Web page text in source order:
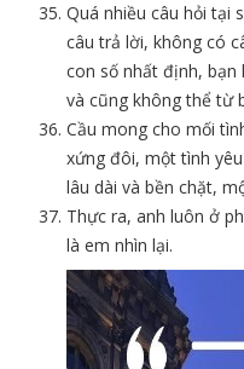
Quá nhiều câu hỏi tại
câu trả lời, không có
con số nhất định,
và cũng không thể từ
Cầu mong cho mối
xứng đôi, một tình
lâu dài và bền chặt,
Thực ra, anh luôn ở
là em nhìn lại.